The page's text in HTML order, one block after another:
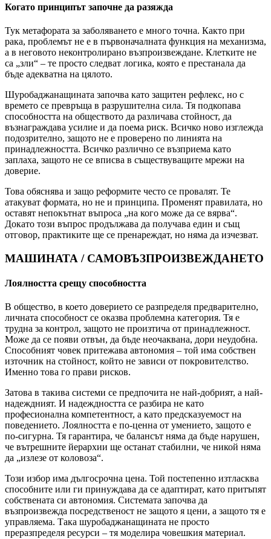
Когато принципът започне да разяжда
Тук метафората за заболяването е много точна. Както при
рака, проблемът не е в първоначалната функция на механизма,
а в неговото неконтролирано възпроизвеждане. Клетките не
са „зли“ – те просто следват логика, която е престанала да
бъде адекватна на цялото.
Шуробаджанащината започва като защитен рефлекс, но с
времето се превръща в разрушителна сила. Тя подкопава
способността на обществото да различава стойност, да
възнаграждава усилие и да поема риск. Всичко ново изглежда
подозрително, защото не е проверено по линията на
принадлежността. Всичко различно се възприема като
заплаха, защото не се вписва в съществуващите мрежи на
доверие.
Това обяснява и защо реформите често се провалят. Те
атакуват формата, но не и принципа. Променят правилата, но
оставят непокътнат въпроса „на кого може да се вярва“.
Докато този въпрос продължава да получава един и същ
отговор, практиките ще се пренареждат, но няма да изчезват.
МАШИНАТА / САМОВЪЗПРОИЗВЕЖДАНЕТО
Лоялността срещу способността
В общество, в което доверието се разпределя предварително,
личната способност се оказва проблемна категория. Тя е
трудна за контрол, защото не произтича от принадлежност.
Може да се появи отвън, да бъде неочаквана, дори неудобна.
Способният човек притежава автономия – той има собствен
източник на стойност, който не зависи от покровителство.
Именно това го прави рисков.
Затова в такива системи се предпочита не най-добрият, а най-
надеждният. И надеждността се разбира не като
професионална компетентност, а като предсказуемост на
поведението. Лоялността е по-ценна от умението, защото е
по-сигурна. Тя гарантира, че балансът няма да бъде нарушен,
че вътрешните йерархии ще останат стабилни, че никой няма
да „излезе от коловоза“.
Този избор има дългосрочна цена. Той постепенно изтласква
способните или ги принуждава да се адаптират, като притъпят
собствената си автономия. Системата започва да
възпроизвежда посредственост не защото я цени, а защото тя е
управляема. Така шуробаджанащината не просто
преразпределя ресурси – тя моделира човешкия материал.